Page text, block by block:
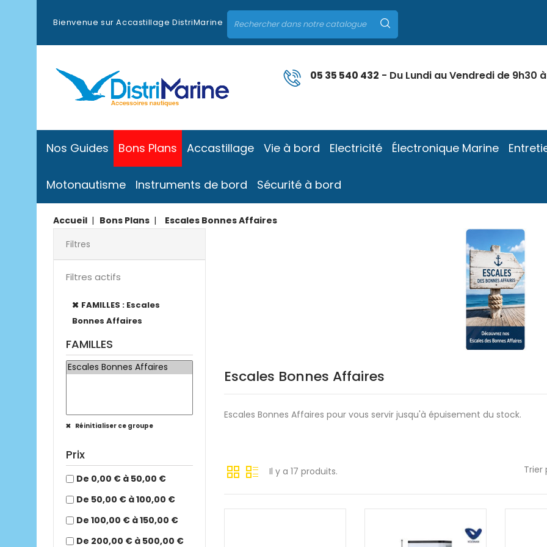
Bienvenue sur Accastillage DistriMarine
05 35 540 432 - Du Lundi au Vendredi de 9h30
Nos Guides Bons Plans Accastillage Vie à bord Electricité Électronique Marine
Motonautisme Instruments de bord Sécurité à bord
Accueil Bons Plans
Escales Bonnes Affaires
Filtres
Filtres actifs
FAMILLES : Escales
Bonnes Affaires
FAMILLES
Réinitialiser ce groupe
Prix
De 0,00 € à 50,00 €
De 50,00 € à 100,00 €
De 100,00 € à 150,00 €
De 200,00 € à 500,00 €
Escales Bonnes Affaires
Escales Bonnes Affaires pour vous servir jusqu'à épuisement du stock.
Il y a 17 produits. Trier